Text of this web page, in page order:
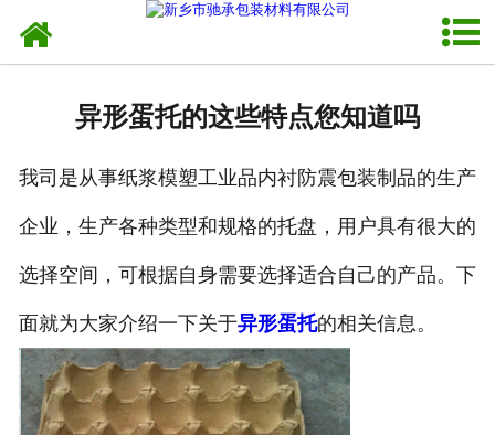
发货现场
联系我们
异形蛋托的这些特点您知道吗
我司是从事纸浆模塑工业品内衬防震包装制品的生产
企业，生产各种类型和规格的托盘，用户具有很大的
选择空间，可根据自身需要选择适合自己的产品。下
面就为大家介绍一下关于异形蛋托的相关信息。